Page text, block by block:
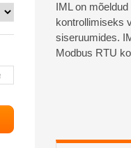
IML on
kontrollimiseks
siseruumides.
Modbus RTU